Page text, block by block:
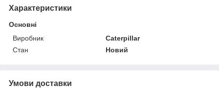
Характеристики
Основні
Виробник
Caterpillar
Стан
Новий
Умови доставки